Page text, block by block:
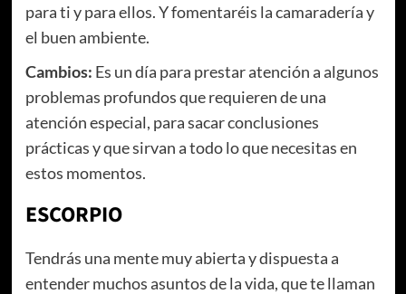
para ti y para ellos. Y fomentaréis la camaradería y
el buen ambiente.
Cambios: Es un día para prestar atención a algunos
problemas profundos que requieren de una
atención especial, para sacar conclusiones
prácticas y que sirvan a todo lo que necesitas en
estos momentos.
ESCORPIO
Tendrás una mente muy abierta y dispuesta a
entender muchos asuntos de la vida, que te llaman